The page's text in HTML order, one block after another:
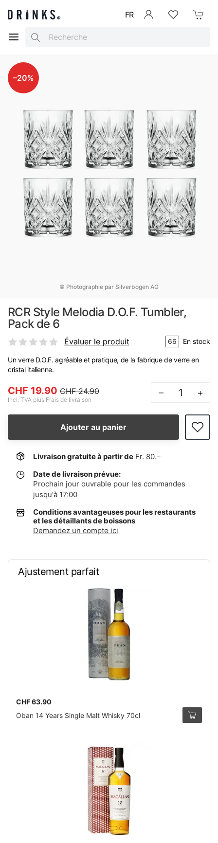
FR
Search
–20%
© Photographie par Silverbogen AG
RCR Style Melodia D.O.F. Tumbler,
Pack de 6
Évaluer le produit 66 En stock
Un verre D.O.F. agréable et pratique, de la fabrique de verre en
cristal italienne.
CHF 19.90 CHF 24.90
Incl. TVA plus Frais de livraison
– +
Ajouter au panier
Livraison gratuite à partir de Fr. 80.–
Date de livraison prévue:
Prochain jour ouvrable pour les commandes
jusqu'à 17:00
Conditions avantageuses pour les restaurants
et les détaillants de boissons
Demandez un compte ici
Ajustement parfait
CHF 63.90
Oban 14 Years Single Malt Whisky 70cl